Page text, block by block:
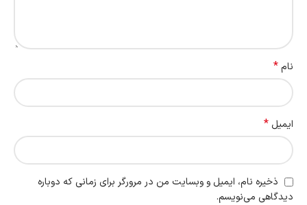
نام*
ایمیل *
ذخیره نام، ایمیل و وبسایت من در مرورگر برای زمانی که دوباره
دیدگاهی می‌نویسم.